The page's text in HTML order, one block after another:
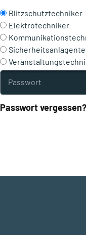
Blitzschutztechniker
Elektrotechniker
Passwort vergessen?